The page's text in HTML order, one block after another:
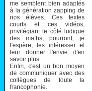
me semblent bien adaptés
à la génération zapping de
nos élèves. Ces textes
courts et ces vidéos,
privilégiant le côté ludique
des maths, pourront, je
l'espère, les intéresser et
leur donner l'envie d'en
savoir plus.
Enfin, c'est un bon moyen
de communiquer avec des
collègues de toute la
francophonie.